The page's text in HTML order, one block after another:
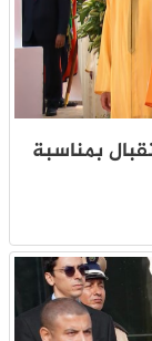
بمناسبة